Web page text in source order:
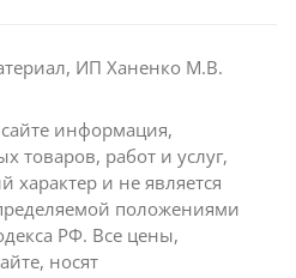
ИП Ханенко М.В.
информация,
товаров, работ и услуг,
и не является
положениями
РФ. Все цены,
носят